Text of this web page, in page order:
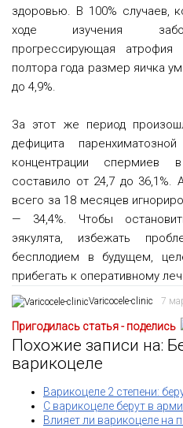
здоровью. В 100% случаев,
ходе изучения
прогрессирующая
полтора года размер яичка
до 4,9%.
За этот же период
дефицита
концентрации
составило от 24,7 до 36,1%.
всего за 18 месяцев
— 34,4%. Чтобы
эякулята, избежать
бесплодием в будущем,
прибегать к оперативному
Varicocele-clinic 7
Пригодилась статья - поделись
Похожие записи на:
варикоцеле
Варикоцеле 2 степени:
С варикоцеле берут в
Влияет ли варикоцеле на